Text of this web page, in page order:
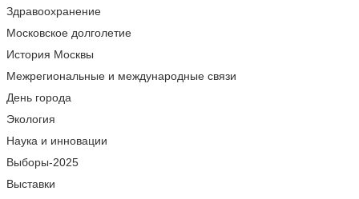
Здравоохранение
Московское долголетие
История Москвы
Межрегиональные и международные связи
День города
Экология
Наука и инновации
Выборы-2025
Выставки